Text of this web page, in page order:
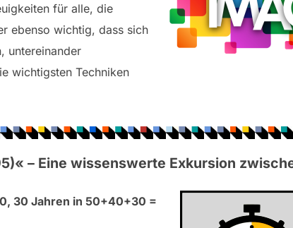
für alle, die
ebenso wichtig, dass sich
untereinander
wichtigsten Techniken
« – Eine wissenswerte Exkursion
30 Jahren in 50+40+30 =